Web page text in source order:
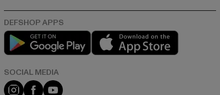
Play market
Instagram
FacebookYouTube